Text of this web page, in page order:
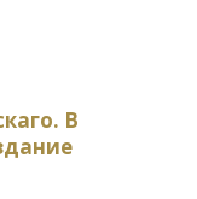
В